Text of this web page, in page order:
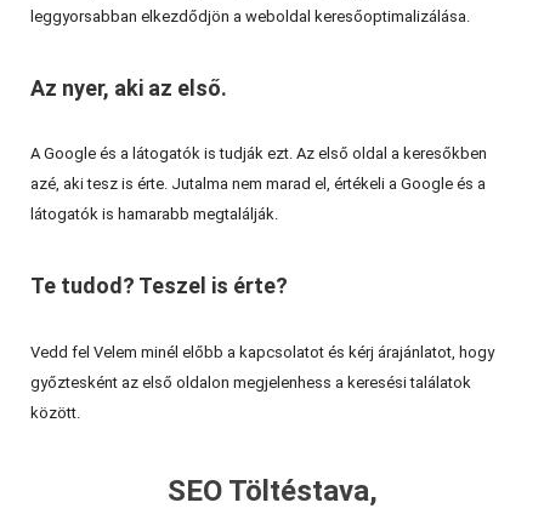
leggyorsabban elkezdődjön a weboldal keresőoptimalizálása.
Az nyer, aki az első.
A Google és a látogatók is tudják ezt. Az első oldal a keresőkben
azé, aki tesz is érte. Jutalma nem marad el, értékeli a Google és a
látogatók is hamarabb megtalálják.
Te tudod? Teszel is érte?
Vedd fel Velem minél előbb a kapcsolatot és kérj árajánlatot, hogy
győztesként az első oldalon megjelenhess a keresési találatok
között.
SEO Töltéstava,